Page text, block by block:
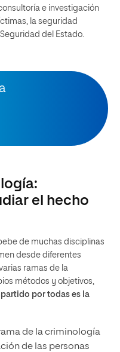
e investigación
la seguridad
del Estado.
el hecho
de muchas disciplinas
desde diferentes
ramas de la
métodos y objetivos,
por todas es la
de la criminología
de las personas